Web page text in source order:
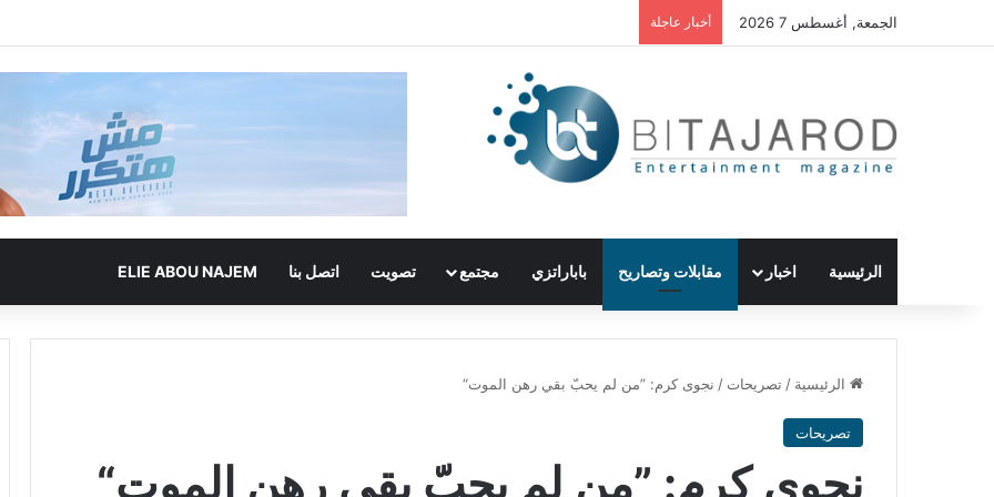
الجمعة, أغسطس 7 2026 أخبار عاجلة
الرئيسية اخبار مقابلات وتصاريح باباراتزي مجتمع تصويت اتصل بنا ELIE ABOU NAJEM
الرئيسية / تصريحات / نجوى كرم: ”من لم يحبّ بقي رهن الموت“
تصريحات
نجوى كرم: ”من لم يحبّ بقي رهن الموت“